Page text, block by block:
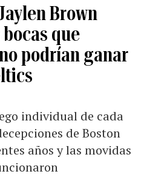
Brown
que
podrían ganar
individual de cada
de Boston
años y las movidas